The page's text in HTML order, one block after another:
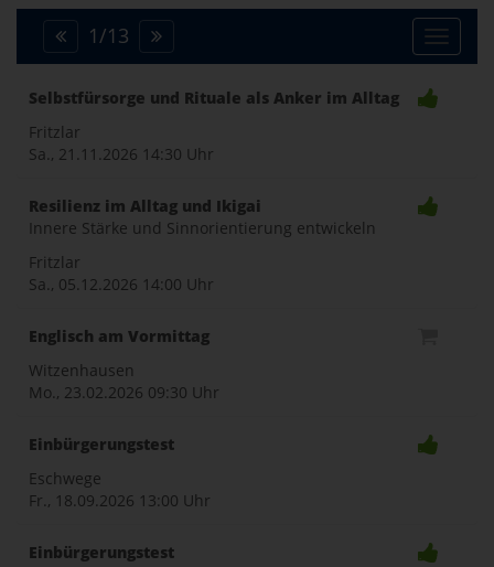
Toggle
1/13
Selbstfürsorge und Rituale als Anker im Alltag
Fritzlar
Sa., 21.11.2026 14:30 Uhr
Resilienz im Alltag und Ikigai
Innere Stärke und Sinnorientierung entwickeln
Fritzlar
Sa., 05.12.2026 14:00 Uhr
Englisch am Vormittag
Witzenhausen
Mo., 23.02.2026 09:30 Uhr
Einbürgerungstest
Eschwege
Fr., 18.09.2026 13:00 Uhr
Einbürgerungstest